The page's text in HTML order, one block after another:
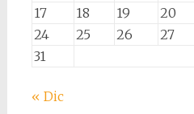
17
18 19 20
24
25 26 27
31
« Dic